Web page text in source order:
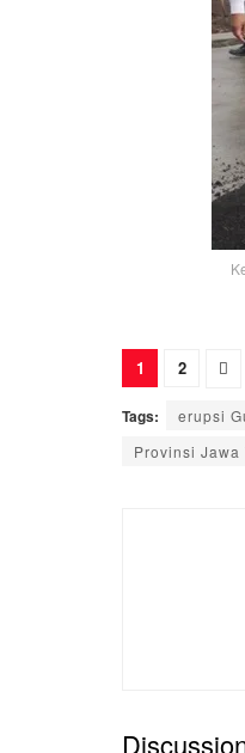
1 2
Tags: erupsi
Provinsi Jawa